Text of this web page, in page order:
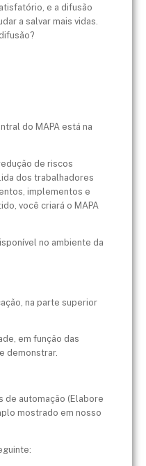
e a difusão
a salvar mais vidas.
do MAPA está na
de riscos
dos trabalhadores
implementos e
você criará o MAPA
no ambiente da
na parte superior
em função das
demonstrar.
de automação (Elabore
mostrado em nosso